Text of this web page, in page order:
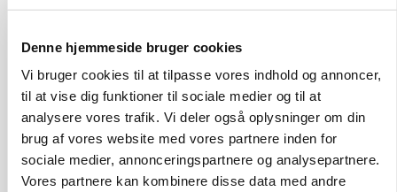
Denne hjemmeside bruger cookies
Vi bruger cookies til at tilpasse vores indhold og annoncer,
til at vise dig funktioner til sociale medier og til at
analysere vores trafik. Vi deler også oplysninger om din
brug af vores website med vores partnere inden for
sociale medier, annonceringspartnere og analysepartnere.
Vores partnere kan kombinere disse data med andre
MASKINER
Forserie til selvkørende skårlægger afprøves i år
Annonce